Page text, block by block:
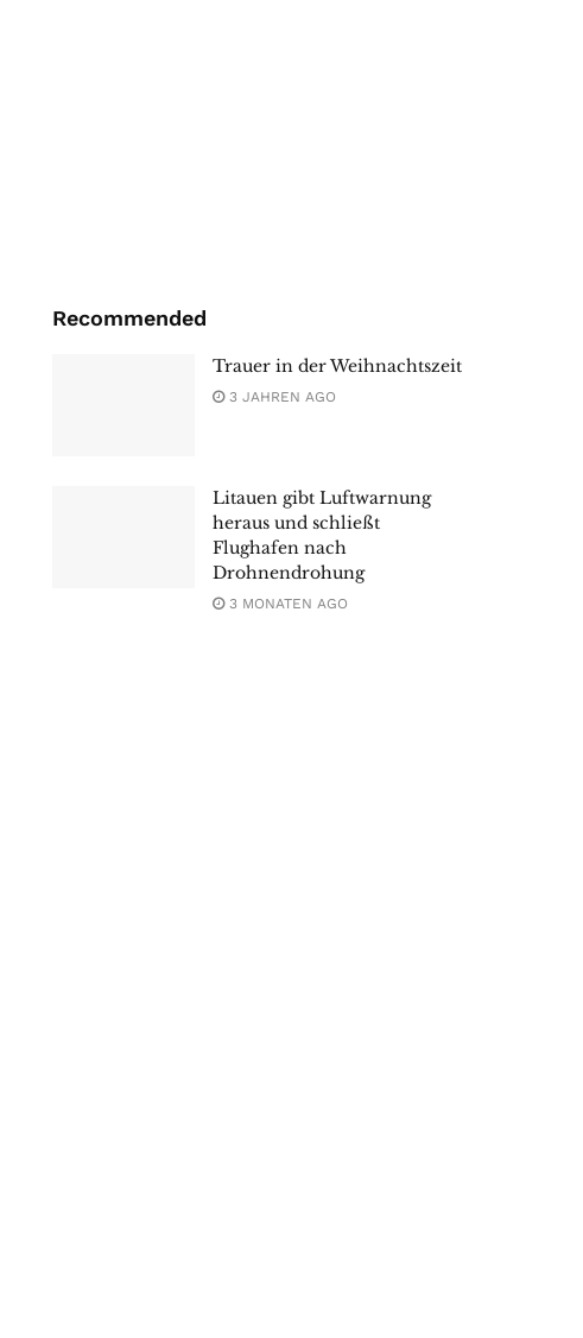
Recommended
Trauer in der Weihnachtszeit
3 JAHREN AGO
Litauen gibt Luftwarnung
heraus und schließt
Flughafen nach
Drohnendrohung
3 MONATEN AGO